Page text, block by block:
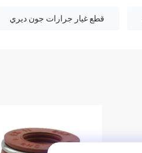
قطع غيار جرارات جون ديري